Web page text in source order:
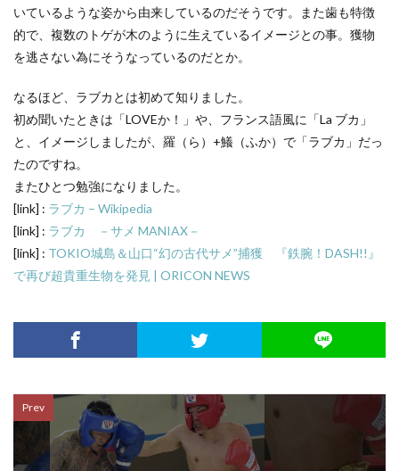
いているような姿から由来しているのだそうです。また歯も特徴
的で、複数のトゲが木のように生えているイメージとの事。獲物
を逃さない為にそうなっているのだとか。
なるほど、ラブカとは初めて知りました。
初め聞いたときは「LOVEか！」や、フランス語風に「La ブカ」
と、イメージしましたが、羅（ら）+鱶（ふか）で「ラブカ」だっ
たのですね。
またひとつ勉強になりました。
[link] : ラブカ – Wikipedia
[link] : ラブカ －サメ MANIAX－
[link] : TOKIO城島＆山口“幻の古代サメ”捕獲 『鉄腕！DASH!!』
で再び超貴重生物を発見 | ORICON NEWS
Prev